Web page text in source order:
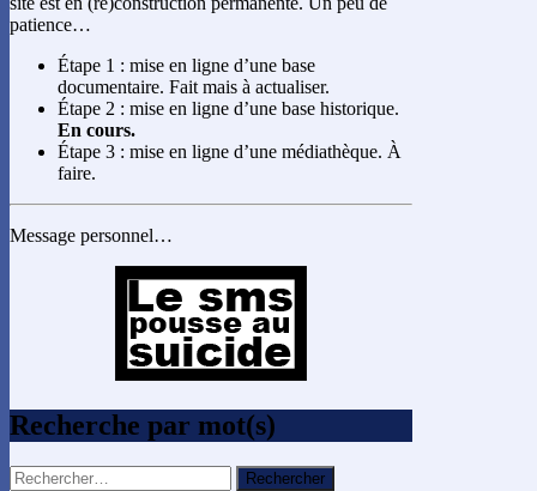
patience…
Étape 1 : mise en ligne d’une base
documentaire. Fait mais à actualiser.
Étape 2 : mise en ligne d’une base historique.
En cours.
Étape 3 : mise en ligne d’une médiathèque. À
faire.
Message personnel…
Recherche par mot(s)
Rechercher :